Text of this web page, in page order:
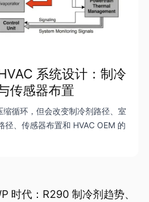
系统设计：制冷
传感器布置
循环，但会改变制冷剂路径、室
径、传感器布置和 HVAC OEM 的
时代：R290 制冷剂趋势、